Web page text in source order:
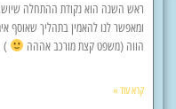
ראש השנה הוא נקודת ההתחלה
ומאפשר לנו להאמין בתהליך שאוסף
הווה (משפט קצת מורכב אההה
)
קרא עוד »